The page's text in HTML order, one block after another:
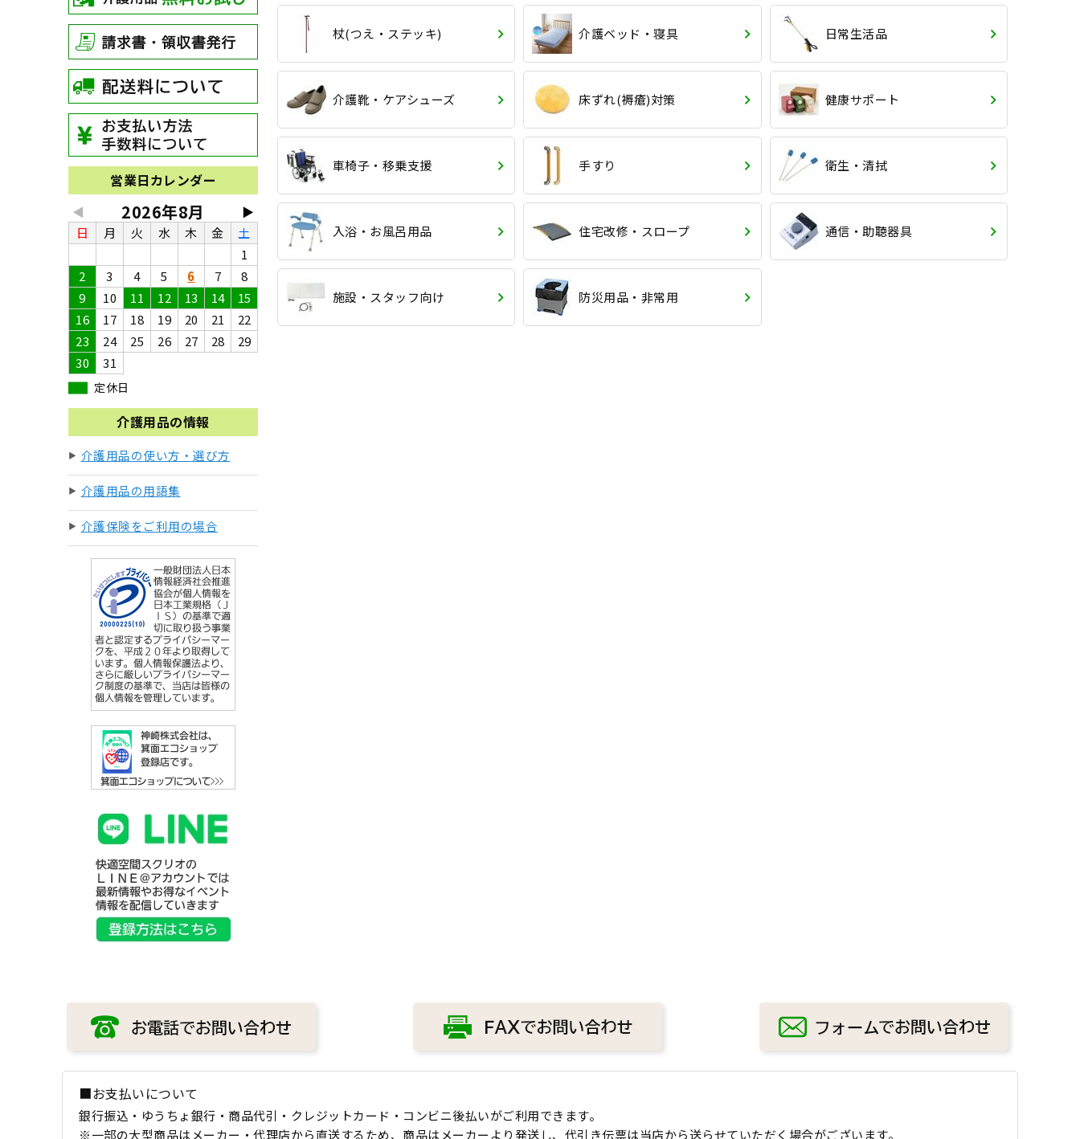
営業日カレンダー
◀ ▶
2026年8月
日 月 火 水 木 金
土
1
2
3 4 5 6 7
8
9
10 11 12 13 14
15
16
17 18 19 20 21
22
23
24 25 26 27 28
29
30
31
定休日
介護用品の情報
介護用品の使い方・選び方
介護用品の用語集
介護保険をご利用の場合
杖(つえ・ステッキ) 介護ベッド・寝具 日常生活品
介護靴・ケアシューズ 床ずれ(褥瘡)対策 健康サポート
車椅子・移乗支援 手すり 衛生・清拭
入浴・お風呂用品 住宅改修・スロープ 通信・助聴器具
施設・スタッフ向け 防災用品・非常用
■お支払いについて
銀行振込・ゆうちょ銀行・商品代引・クレジットカード・コンビニ後払いがご利用できます。
※一部の大型商品はメーカー・代理店から直送するため、商品はメーカーより発送し、代引き伝票は当店から送らせていただく場合がございます。